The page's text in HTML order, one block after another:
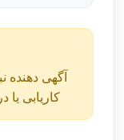
آگهی دهنده
کاریابی یا